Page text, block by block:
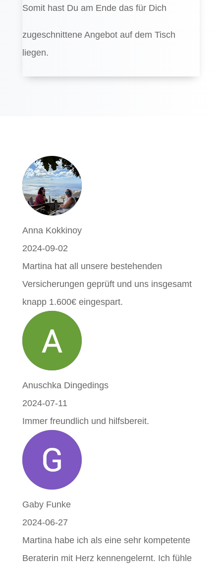
Somit hast Du am Ende das für Dich
zugeschnittene Angebot auf dem Tisch
liegen.
Anna Kokkinoy
2024-09-02
Martina hat all unsere bestehenden
Versicherungen geprüft und uns insgesamt
knapp 1.600€ eingespart.
Anuschka Dingedings
2024-07-11
Immer freundlich und hilfsbereit.
Gaby Funke
2024-06-27
Martina habe ich als eine sehr kompetente
Beraterin mit Herz kennengelernt. Ich fühle